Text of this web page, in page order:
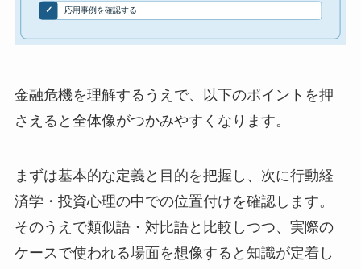
金融危機を理解するうえで、以下のポイントを押
さえると全体像がつかみやすくなります。
まずは基本的な定義と目的を把握し、次に行動経
済学・投資心理の中での位置付けを確認します。
そのうえで類似語・対比語と比較しつつ、実際の
ケースで使われる場面を想像すると知識が定着し